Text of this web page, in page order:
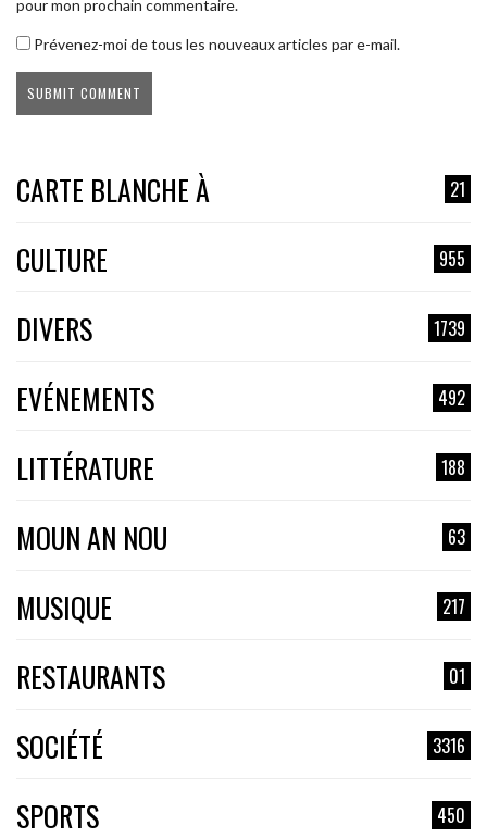
pour mon prochain commentaire.
Prévenez-moi de tous les nouveaux articles par e-mail.
CARTE BLANCHE À 21
CULTURE 955
DIVERS 1739
EVÉNEMENTS 492
LITTÉRATURE 188
MOUN AN NOU 63
MUSIQUE 217
RESTAURANTS 01
SOCIÉTÉ 3316
SPORTS 450